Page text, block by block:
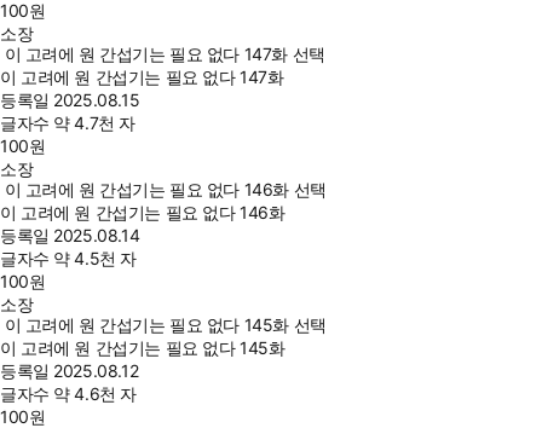
100원
소장
이 고려에 원 간섭기는 필요 없다 147화 선택
이 고려에 원 간섭기는 필요 없다 147화
등록일 2025.08.15
글자수 약 4.7천 자
100원
소장
이 고려에 원 간섭기는 필요 없다 146화 선택
이 고려에 원 간섭기는 필요 없다 146화
등록일 2025.08.14
글자수 약 4.5천 자
100원
소장
이 고려에 원 간섭기는 필요 없다 145화 선택
이 고려에 원 간섭기는 필요 없다 145화
등록일 2025.08.12
글자수 약 4.6천 자
100원